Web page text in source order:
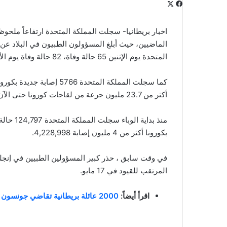
فيسبوك
اخبار بريطانيا- سجلت المملكة المتحدة ارتفاعاً
المتحدة يوم الإثنين 65 حالة وفاة، 82 حالة وفاة يوم الأحد.
أكثر من 23.7 مليون جرعة من لقاحات كورونا حتى الآن.
منذ
بكورونا أكثر من 4 مليون إصابة 4,228,998.
في وقت سابق ، حذر كبير المسؤولين الطبيين في
المرتقب للقيود في 17 مايو.
اقرأ أيضاً: 2000 عائلة بريطانية تقاضي جونسون بسبب سياسته في مواجهة وباء كورونا